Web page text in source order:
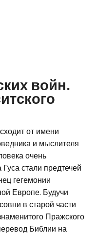
войн.
от имени
и мыслителя
очень
стали предтечей
гегемонии
Европе. Будучи
в старой части
Пражского
Библии на